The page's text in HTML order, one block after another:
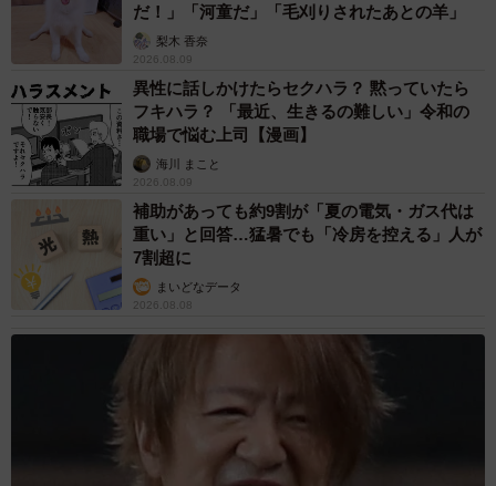
◇ ◇
倫理的に認められない行為であったり、子どものことを考
えると不快感も感じることだと思うけど…。いざ実際に当
事者たちに遭遇してしまうと、羨ましい思いや、嫉妬に近
い感情を持つ人もいるのかもしれません。
「私は“妄想”で我慢していたのに…許せないわ！」なーんて
ね♡。そのあたりに、PTA不倫がより周囲のママたちから
注目を集めたり、反感を買ってしまったりする理由があっ
だ！」「河童だ」「毛刈りされたあとの羊」
梨木 香奈
2026.08.09
異性に話しかけたらセクハラ？ 黙っていたら
フキハラ？ 「最近、生きるの難しい」令和の
職場で悩む上司【漫画】
海川 まこと
2026.08.09
補助があっても約9割が「夏の電気・ガス代は
重い」と回答…猛暑でも「冷房を控える」人が
7割超に
まいどなデータ
2026.08.08